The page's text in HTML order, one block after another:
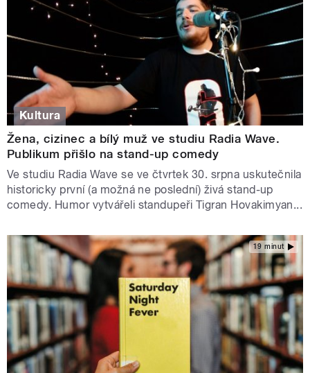
Kultura
Žena, cizinec a bílý muž ve studiu Radia Wave.
Publikum přišlo na stand-up comedy
Ve studiu Radia Wave se ve čtvrtek 30. srpna uskutečnila
historicky první (a možná ne poslední) živá stand-up
comedy. Humor vytvářeli standupeři Tigran Hovakimyan...
19 minut